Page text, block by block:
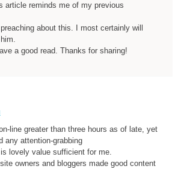
article reminds me of my previous
about this. I most certainly will
a good read. Thanks for sharing!
on-line greater than three hours as of late, yet
any attention-grabbing
lovely value sufficient for me.
owners and bloggers made good content